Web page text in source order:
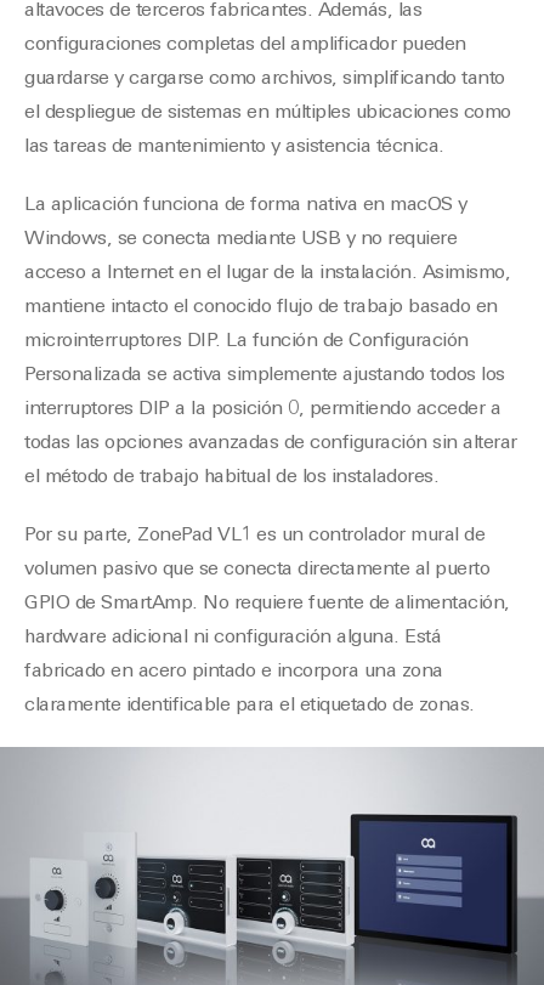
altavoces de terceros fabricantes. Además, las
configuraciones completas del amplificador pueden
guardarse y cargarse como archivos, simplificando tanto
el despliegue de sistemas en múltiples ubicaciones como
las tareas de mantenimiento y asistencia técnica.
La aplicación funciona de forma nativa en macOS y
Windows, se conecta mediante USB y no requiere
acceso a Internet en el lugar de la instalación. Asimismo,
mantiene intacto el conocido flujo de trabajo basado en
microinterruptores DIP. La función de Configuración
Personalizada se activa simplemente ajustando todos los
interruptores DIP a la posición 0, permitiendo acceder a
todas las opciones avanzadas de configuración sin alterar
el método de trabajo habitual de los instaladores.
Por su parte, ZonePad VL1 es un controlador mural de
volumen pasivo que se conecta directamente al puerto
GPIO de SmartAmp. No requiere fuente de alimentación,
hardware adicional ni configuración alguna. Está
fabricado en acero pintado e incorpora una zona
claramente identificable para el etiquetado de zonas.